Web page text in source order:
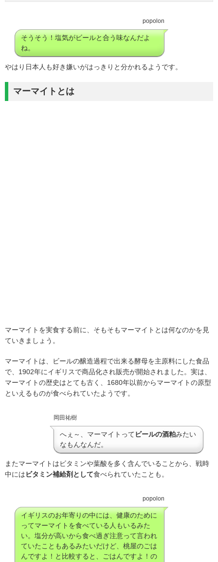
popolon
そうそう！塩気がビールと合う味なんだよ
ね。
やはり日本人も好き嫌いがはっきりと分かれるようです。
マーマイトとは
マーマイトを実食する前に、そもそもマーマイトとは何なのかを見
ていきましょう。
マーマイトは、ビールの醸造過程で出来る酵母を主原料にした食品
で、1902年にイギリスで商品化され販売が開始されました。実は、
マーマイトの歴史はとても古く、1680年以前からマーマイトの原型
といえるものが食べられていたようです。
岡田祐樹
へぇ～、マーマイトってビールの酒粕みたい
なもんなんだ。
またマーマイトはビタミンや葉酸を多く含んでいることから、戦時
中にはビタミン補給剤として食べられていたことも。
popolon
イギリスのお年寄りの中には、健康のために
ってマーマイトを食べている人もいるみた
い。塩分が高いから食べ過ぎ注意って言われ
ていたこともあるみたいだけど、桃屋のごは
んですよ！と比較すると、ごはんですよ！の